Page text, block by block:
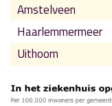
Amstelveen
Haarlemmermeer
Uithoorn